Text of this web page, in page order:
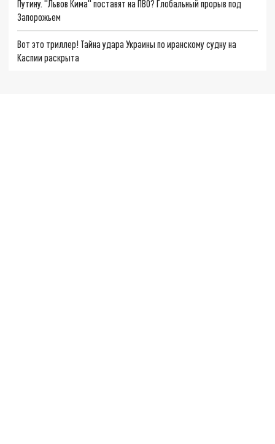
Путину. "Львов Кима" поставят на ПВО? Глобальный прорыв под
Запорожьем
Вот это триллер! Тайна удара Украины по иранскому судну на
Каспии раскрыта